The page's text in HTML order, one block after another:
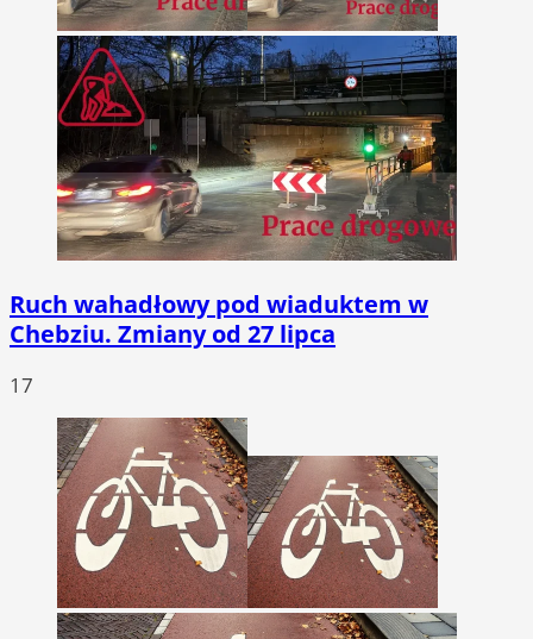
Ruch wahadłowy pod wiaduktem w
Chebziu. Zmiany od 27 lipca
17